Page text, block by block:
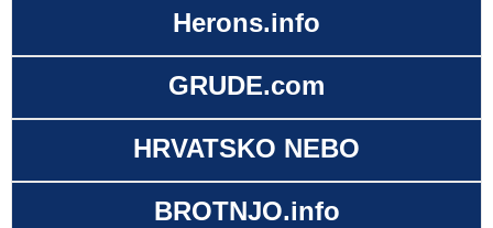
Herons.info
GRUDE.com
HRVATSKO NEBO
BROTNJO.info